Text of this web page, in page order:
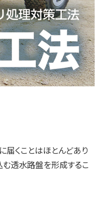
くことはほとんどあり
む透水路盤を形成するこ